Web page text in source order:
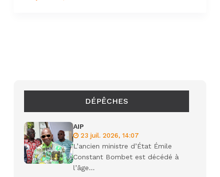
DÉPÊCHES
AIP
23 juil. 2026, 14:07
L’ancien ministre d’État Émile
Constant Bombet est décédé à
l’âge...